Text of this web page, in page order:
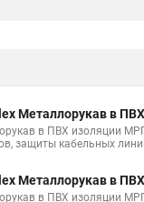
Металлорукав в
в ПВХ изоляции
защиты кабельных
Металлорукав в
в ПВХ изоляции